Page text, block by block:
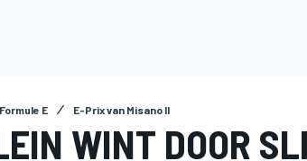
Formule E E-Prix van Misano II
WINT DOOR